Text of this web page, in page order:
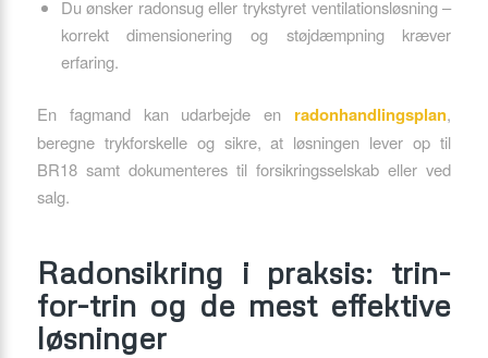
Du ønsker radonsug eller trykstyret ventilationsløsning –
korrekt dimensionering og støjdæmpning kræver
erfaring.
En fagmand kan udarbejde en radonhandlingsplan,
beregne trykforskelle og sikre, at løsningen lever op til
BR18 samt dokumenteres til forsikringsselskab eller ved
salg.
Radonsikring i praksis: trin-
for-trin og de mest effektive
løsninger